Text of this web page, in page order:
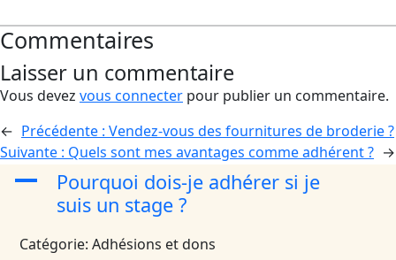
Commentaires
Laisser un commentaire
Vous devez vous connecter pour publier un commentaire.
← Précédente : Vendez-vous des fournitures de broderie ?
Suivante : Quels sont mes avantages comme adhérent ? →
A
Pourquoi dois-je adhérer si je
suis un stage ?
Catégorie: Adhésions et dons